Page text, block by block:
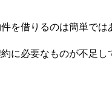
を借りるのは簡単では
に必要なものが不足し